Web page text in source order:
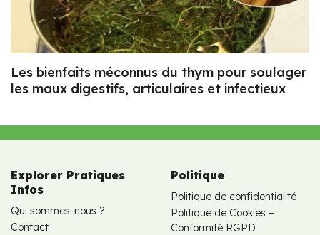
Les bienfaits méconnus du thym pour soulager
les maux digestifs, articulaires et infectieux
Explorer Pratiques
Infos
Qui sommes-nous ?
Contact
Politique
Politique de confidentialité
Politique de Cookies –
Conformité RGPD